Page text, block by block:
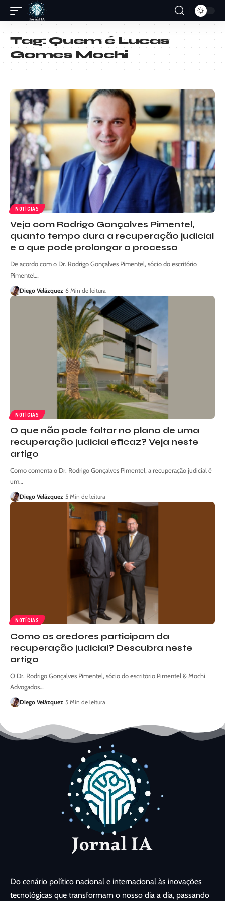
Tag:Quem é Lucas
Gomes Mochi
NOTÍCIAS
Veja com Rodrigo Gonçalves Pimentel,
quanto tempo dura a recuperação judicial
e o que pode prolongar o processo
De acordo com o Dr. Rodrigo Gonçalves Pimentel, sócio do escritório
Pimentel…
Diego Velázquez 6 Min de leitura
NOTÍCIAS
O que não pode faltar no plano de uma
recuperação judicial eficaz? Veja neste
artigo
Como comenta o Dr. Rodrigo Gonçalves Pimentel, a recuperação judicial é
um…
Diego Velázquez 5 Min de leitura
NOTÍCIAS
Como os credores participam da
recuperação judicial? Descubra neste
artigo
O Dr. Rodrigo Gonçalves Pimentel, sócio do escritório Pimentel & Mochi
Advogados…
Diego Velázquez 5 Min de leitura
Do cenário político nacional e internacional às inovações
tecnológicas que transformam o nosso dia a dia, passando